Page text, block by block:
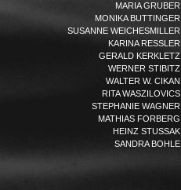
MARIA GRUBER
MONIKA BUTTINGER
SUSANNE WEICHESMILLER
KARINA RESSLER
GERALD KERKLETZ
WERNER STIBITZ
WALTER W. CIKAN
RITA WASZILOVICS
STEPHANIE WAGNER
MATHIAS FORBERG
HEINZ STUSSAK
SANDRA BOHLE